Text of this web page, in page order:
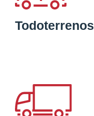
Todoterrenos